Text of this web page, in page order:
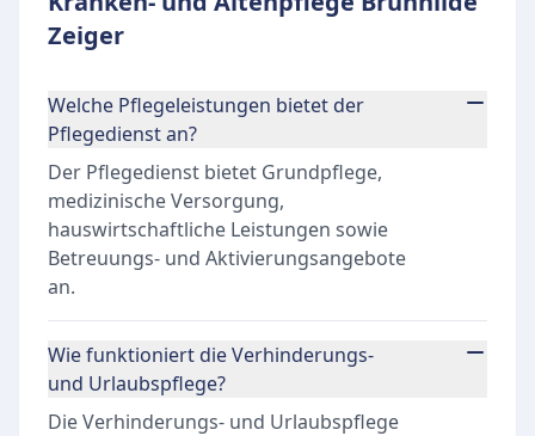
Zeiger
Welche Pflegeleistungen bietet der
Pflegedienst an?
Der Pflegedienst bietet Grundpflege,
medizinische Versorgung,
hauswirtschaftliche Leistungen sowie
Betreuungs- und Aktivierungsangebote
an.
Wie funktioniert die Verhinderungs-
und Urlaubspflege?
Die Verhinderungs- und Urlaubspflege